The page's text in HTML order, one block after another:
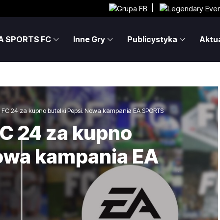
SPORTS FC Inne Gry Publicystyka
24 za kupno butelki Pepsi. Nowa kampania EA SPORTS
24 za kupno
kampania EA